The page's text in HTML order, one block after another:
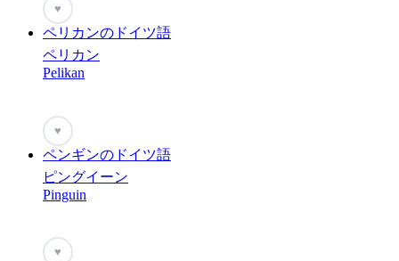
♥
ペリカンのドイツ語
ペリカン
Pelikan
♥
ペンギンのドイツ語
ピングイーン
Pinguin
♥